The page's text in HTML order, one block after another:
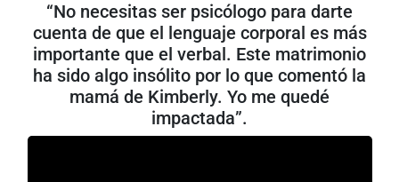
“No necesitas ser psicólogo para darte
cuenta de que el lenguaje corporal es más
importante que el verbal. Este matrimonio
ha sido algo insólito por lo que comentó la
mamá de Kimberly. Yo me quedé
impactada”.